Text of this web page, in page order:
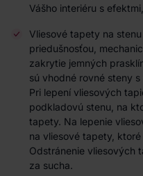
Vášho interiéru s
Vliesové tapety na
priedušnosťou,
zakrytie jemných
sú vhodné rovné steny
Pri lepení vliesových
podkladovú stenu, na
tapety. Na lepenie
na vliesové tapety,
Odstránenie vliesových
za sucha.